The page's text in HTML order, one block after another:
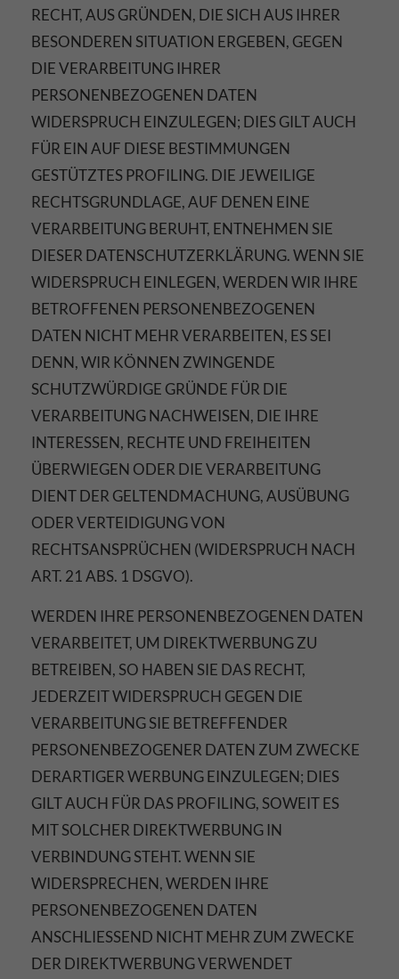
RECHT, AUS GRÜNDEN, DIE SICH AUS IHRER
BESONDEREN SITUATION ERGEBEN, GEGEN
DIE VERARBEITUNG IHRER
PERSONENBEZOGENEN DATEN
WIDERSPRUCH EINZULEGEN; DIES GILT AUCH
FÜR EIN AUF DIESE BESTIMMUNGEN
GESTÜTZTES PROFILING. DIE JEWEILIGE
RECHTSGRUNDLAGE, AUF DENEN EINE
VERARBEITUNG BERUHT, ENTNEHMEN SIE
DIESER DATENSCHUTZERKLÄRUNG. WENN SIE
WIDERSPRUCH EINLEGEN, WERDEN WIR IHRE
BETROFFENEN PERSONENBEZOGENEN
DATEN NICHT MEHR VERARBEITEN, ES SEI
DENN, WIR KÖNNEN ZWINGENDE
SCHUTZWÜRDIGE GRÜNDE FÜR DIE
VERARBEITUNG NACHWEISEN, DIE IHRE
INTERESSEN, RECHTE UND FREIHEITEN
ÜBERWIEGEN ODER DIE VERARBEITUNG
DIENT DER GELTENDMACHUNG, AUSÜBUNG
ODER VERTEIDIGUNG VON
RECHTSANSPRÜCHEN (WIDERSPRUCH NACH
ART. 21 ABS. 1 DSGVO).
WERDEN IHRE PERSONENBEZOGENEN DATEN
VERARBEITET, UM DIREKTWERBUNG ZU
BETREIBEN, SO HABEN SIE DAS RECHT,
JEDERZEIT WIDERSPRUCH GEGEN DIE
VERARBEITUNG SIE BETREFFENDER
PERSONENBEZOGENER DATEN ZUM ZWECKE
DERARTIGER WERBUNG EINZULEGEN; DIES
GILT AUCH FÜR DAS PROFILING, SOWEIT ES
MIT SOLCHER DIREKTWERBUNG IN
VERBINDUNG STEHT. WENN SIE
WIDERSPRECHEN, WERDEN IHRE
PERSONENBEZOGENEN DATEN
ANSCHLIESSEND NICHT MEHR ZUM ZWECKE
DER DIREKTWERBUNG VERWENDET